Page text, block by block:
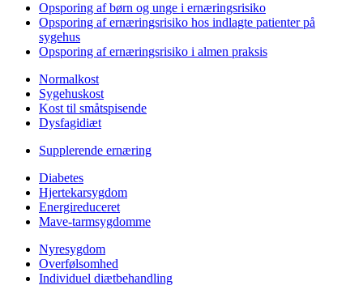
Opsporing af børn og unge i ernæringsrisiko
Opsporing af ernæringsrisiko hos indlagte patienter på
sygehus
Opsporing af ernæringsrisiko i almen praksis
Normalkost
Sygehuskost
Kost til småtspisende
Dysfagidiæt
Supplerende ernæring
Diabetes
Hjertekarsygdom
Energireduceret
Mave-tarmsygdomme
Nyresygdom
Overfølsomhed
Individuel diætbehandling